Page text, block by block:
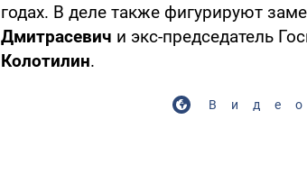
годах. В деле также фигурируют
Дмитрасевич и экс-председатель
Колотилин.